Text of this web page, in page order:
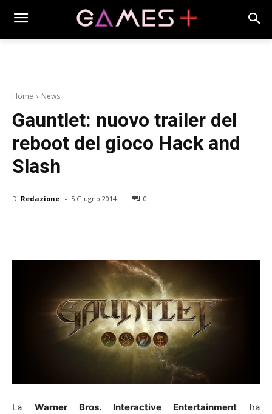
Home News
Gauntlet: nuovo trailer del
reboot del gioco Hack and
Slash
Di Redazione - 5 Giugno 2014 0
La Warner Bros. Interactive Entertainment ha